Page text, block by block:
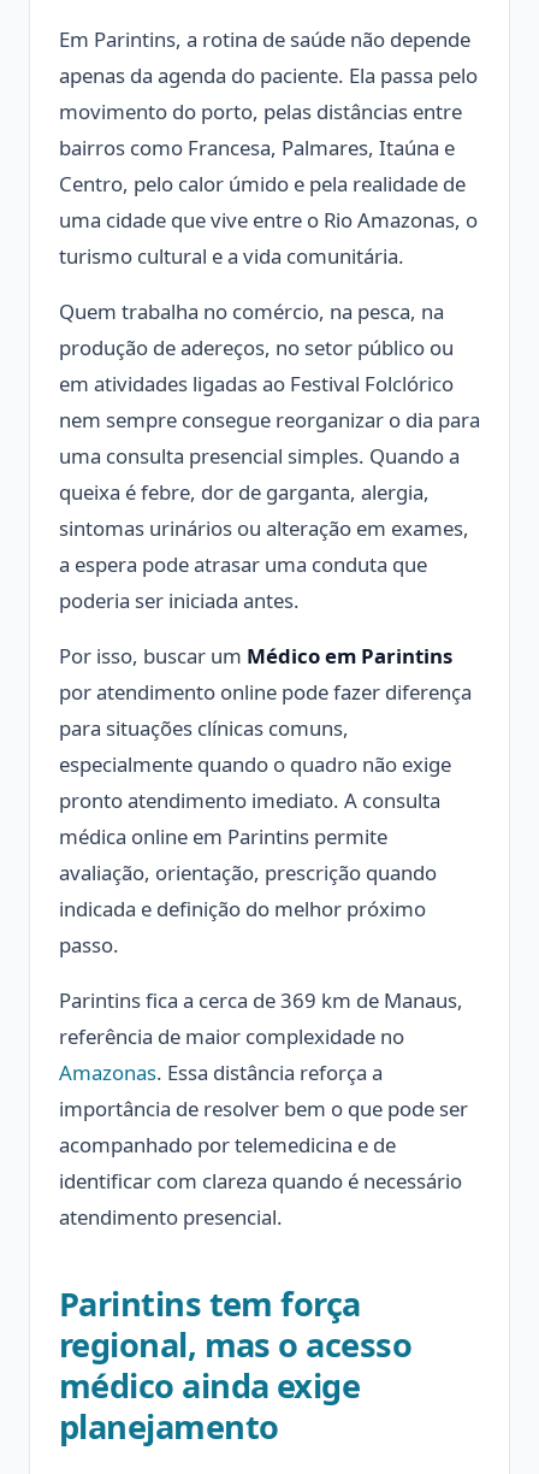
Em Parintins, a rotina de saúde não depende
apenas da agenda do paciente. Ela passa pelo
movimento do porto, pelas distâncias entre
bairros como Francesa, Palmares, Itaúna e
Centro, pelo calor úmido e pela realidade de
uma cidade que vive entre o Rio Amazonas, o
turismo cultural e a vida comunitária.
Quem trabalha no comércio, na pesca, na
produção de adereços, no setor público ou
em atividades ligadas ao Festival Folclórico
nem sempre consegue reorganizar o dia para
uma consulta presencial simples. Quando a
queixa é febre, dor de garganta, alergia,
sintomas urinários ou alteração em exames,
a espera pode atrasar uma conduta que
poderia ser iniciada antes.
Por isso, buscar um Médico em Parintins
por atendimento online pode fazer diferença
para situações clínicas comuns,
especialmente quando o quadro não exige
pronto atendimento imediato. A consulta
médica online em Parintins permite
avaliação, orientação, prescrição quando
indicada e definição do melhor próximo
passo.
Parintins fica a cerca de 369 km de Manaus,
referência de maior complexidade no
Amazonas. Essa distância reforça a
importância de resolver bem o que pode ser
acompanhado por telemedicina e de
identificar com clareza quando é necessário
atendimento presencial.
Parintins tem força
regional, mas o acesso
médico ainda exige
planejamento